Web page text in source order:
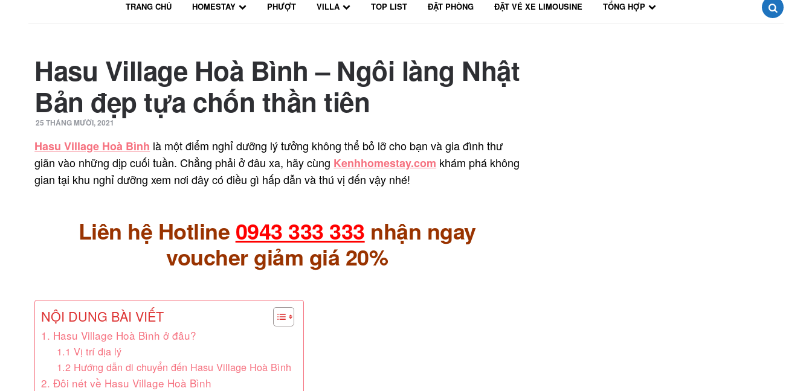
TRANG CHỦ HOMESTAY PHƯỢT VILLA TOP LIST ĐẶT PHÒNG ĐẶT VÉ XE LIMOUSINE
TỔNG HỢP
Hasu Village Hoà Bình – Ngôi làng Nhật
Bản đẹp tựa chốn thần tiên
25 THÁNG MƯỜI, 2021
Hasu Village Hoà Bình là một điểm nghỉ dưỡng lý tưởng không thể bỏ lỡ cho bạn và gia đình thư
giãn vào những dịp cuối tuần. Chẳng phải ở đâu xa, hãy cùng Kenhhomestay.com khám phá không
gian tại khu nghỉ dưỡng xem nơi đây có điều gì hấp dẫn và thú vị đến vậy nhé!
Liên hệ Hotline 0943 333 333 nhận ngay
voucher giảm giá 20%
NỘI DUNG BÀI VIẾT
1. Hasu Village Hoà Bình ở đâu?
1.1 Vị trí địa lý
1.2 Hướng dẫn di chuyển đến Hasu Village Hoà Bình
2. Đôi nét về Hasu Village Hoà Bình